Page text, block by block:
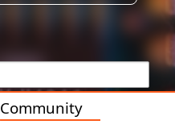
Community